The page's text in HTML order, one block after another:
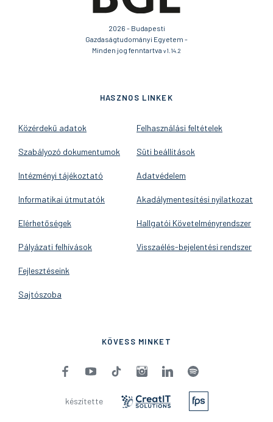
2026 - Budapesti
Gazdaságtudományi Egyetem -
Minden jog fenntartva v1.14.2
HASZNOS LINKEK
Közérdekű adatok
Szabályozó dokumentumok
Intézményi tájékoztató
Informatikai útmutatók
Elérhetőségek
Pályázati felhívások
Fejlesztéseink
Sajtószoba
Felhasználási feltételek
Süti beállítások
Adatvédelem
Akadálymentesítési nyilatkozat
Hallgatói Követelményrendszer
Visszaélés-bejelentési rendszer
KÖVESS MINKET
készítette